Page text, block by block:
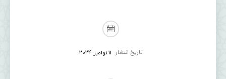
تاریخ انتشار: 11 نوامبر 2024